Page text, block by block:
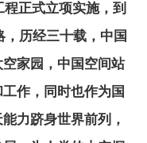
正式立项实施，到
历经三十载，中国
家园，中国空间站
作，同时也作为国
力跻身世界前列，